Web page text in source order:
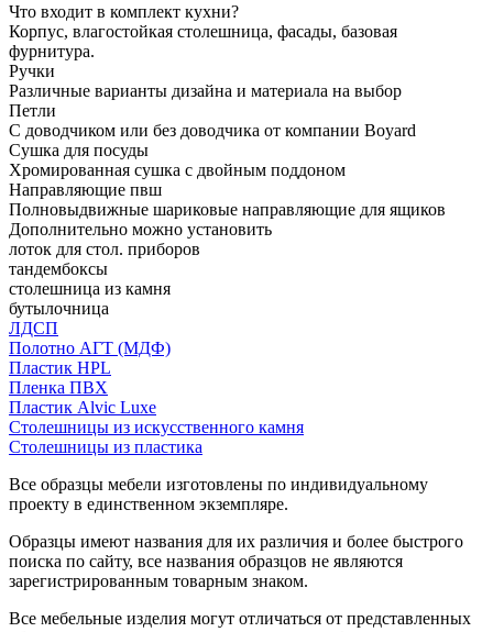
Что входит в комплект кухни?
Корпус, влагостойкая столешница, фасады, базовая
фурнитура.
Ручки
Различные варианты дизайна и материала на выбор
Петли
С доводчиком или без доводчика от компании Boyard
Сушка для посуды
Хромированная сушка с двойным поддоном
Направляющие пвш
Полновыдвижные шариковые направляющие для ящиков
Дополнительно можно установить
лоток для стол. приборов
тандембоксы
столешница из камня
бутылочница
ЛДСП
Полотно АГТ (МДФ)
Пластик HPL
Пленка ПВХ
Пластик Alvic Luxe
Столешницы из искусственного камня
Столешницы из пластика
Все образцы мебели изготовлены по индивидуальному
проекту в единственном экземпляре.
Образцы имеют названия для их различия и более быстрого
поиска по сайту, все названия образцов не являются
зарегистрированным товарным знаком.
Все мебельные изделия могут отличаться от представленных